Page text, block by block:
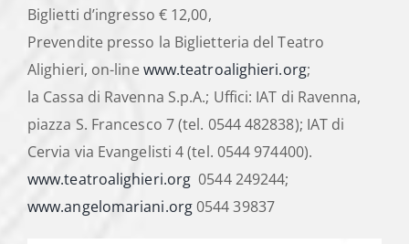
Biglietti d’ingresso € 12,00,
Prevendite presso la Biglietteria del Teatro
Alighieri, on-linewww.teatroalighieri.org;
la Cassa di Ravenna S.p.A.; Uffici: IAT di Ravenna,
piazza S. Francesco 7 (tel. 0544 482838); IAT di
Cervia via Evangelisti 4 (tel. 0544 974400).
www.teatroalighieri.org 0544 249244;
www.angelomariani.org0544 39837